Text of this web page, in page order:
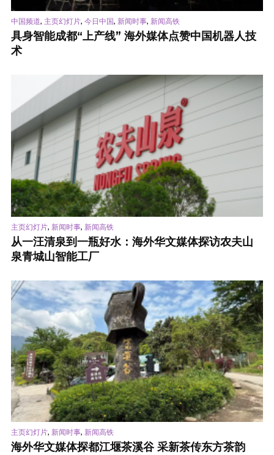
中国频道, 主页幻灯片, 今日中国, 新闻时事, 新闻高铁
具身智能成都“上产线” 海外媒体点赞中国机器人技
术
主页幻灯片, 新闻时事, 新闻高铁
从一汪清泉到一瓶好水：海外华文媒体探访农夫山
泉青城山智能工厂
主页幻灯片, 新闻时事, 新闻高铁
海外华文媒体探都江堰茶溪谷 采新茶传东方茶韵